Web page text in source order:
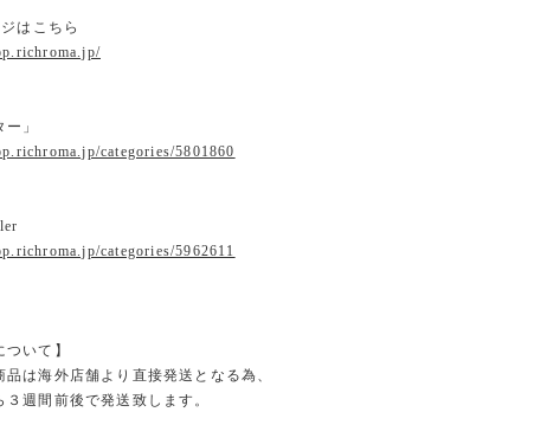
はこちら
ー」
categories/5801860
categories/5962611
ついて】
品は海外店舗より直接発送となる為、
３週間前後で発送致します。